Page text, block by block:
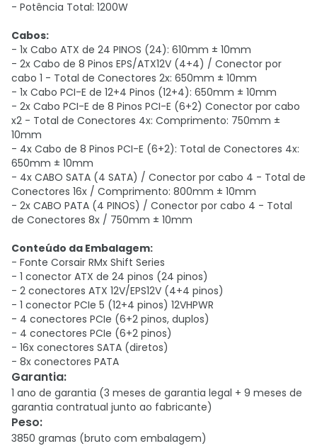
- Potência Total: 1200W
Cabos:
- 1x Cabo ATX de 24 PINOS (24): 610mm ± 10mm
- 2x Cabo de 8 Pinos EPS/ATX12V (4+4) / Conector por
cabo 1 - Total de Conectores 2x: 650mm ± 10mm
- 1x Cabo PCI-E de 12+4 Pinos (12+4): 650mm ± 10mm
- 2x Cabo PCI-E de 8 Pinos PCI-E (6+2) Conector por cabo
x2 - Total de Conectores 4x: Comprimento: 750mm ±
10mm
- 4x Cabo de 8 Pinos PCI-E (6+2): Total de Conectores 4x:
650mm ± 10mm
- 4x CABO SATA (4 SATA) / Conector por cabo 4 - Total de
Conectores 16x / Comprimento: 800mm ± 10mm
- 2x CABO PATA (4 PINOS) / Conector por cabo 4 - Total
de Conectores 8x / 750mm ± 10mm
Conteúdo da Embalagem:
- Fonte Corsair RMx Shift Series
- 1 conector ATX de 24 pinos (24 pinos)
- 2 conectores ATX 12V/EPS12V (4+4 pinos)
- 1 conector PCIe 5 (12+4 pinos) 12VHPWR
- 4 conectores PCIe (6+2 pinos, duplos)
- 4 conectores PCIe (6+2 pinos)
- 16x conectores SATA (diretos)
- 8x conectores PATA
Garantia:
1 ano de garantia (3 meses de garantia legal + 9 meses de
garantia contratual junto ao fabricante)
Peso:
3850 gramas (bruto com embalagem)